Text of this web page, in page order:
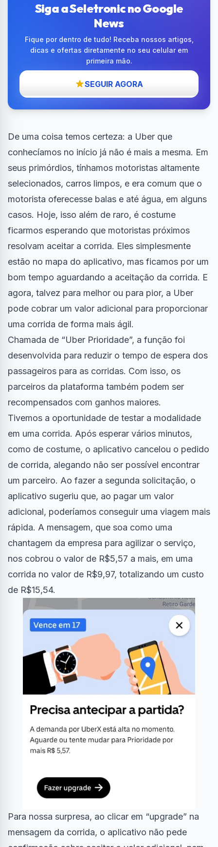
Siga a Seletronic no Google
News
Fique por dentro de tudo! Receba nossos artigos,
dicas e ofertas diretamente no seu celular em
primeira mão.
SEGUIR AGORA
De uma coisa temos certeza: a Uber que
conhecíamos no início já não é mais a mesma. Em
seus primórdios, tínhamos motoristas altamente
selecionados, carros limpos, e era comum que o
motorista oferecesse balas e até água, em alguns
casos. Hoje, isso além de raro, é costume
ficarmos esperando que motoristas próximos
resolvam aceitar a corrida. Eles simplesmente
estão no mapa do aplicativo, mas ficamos por um
bom tempo aguardando a aceitação da corrida. E
agora, talvez para melhor ou para pior, a Uber
pode cobrar um valor adicional para proporcionar
uma corrida de forma mais ágil.
Chamada de “Uber Prioridade”, a função foi
desenvolvida para reduzir o tempo de espera dos
passageiros para as corridas. Com isso, os
parceiros da plataforma também podem ser
recompensados com ganhos maiores.
Tivemos a oportunidade de testar a modalidade
em uma corrida. Após esperar vários minutos,
como de costume, o aplicativo cancelou o pedido
de corrida, alegando não ser possível encontrar
um parceiro. Ao fazer a segunda solicitação, o
aplicativo sugeriu que, ao pagar um valor
adicional, poderíamos conseguir uma viagem mais
rápida. A mensagem, que soa como uma
chantagem da empresa para agilizar o serviço,
nos cobrou o valor de R$5,57 a mais, em uma
corrida no valor de R$9,97, totalizando um custo
de R$15,54.
Para nossa surpresa, ao clicar em “upgrade” na
mensagem da corrida, o aplicativo não pede